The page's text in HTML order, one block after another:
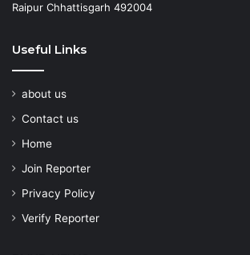
Raipur Chhattisgarh 492004
Useful Links
about us
Contact us
Home
Join Reporter
Privacy Policy
Verify Reporter